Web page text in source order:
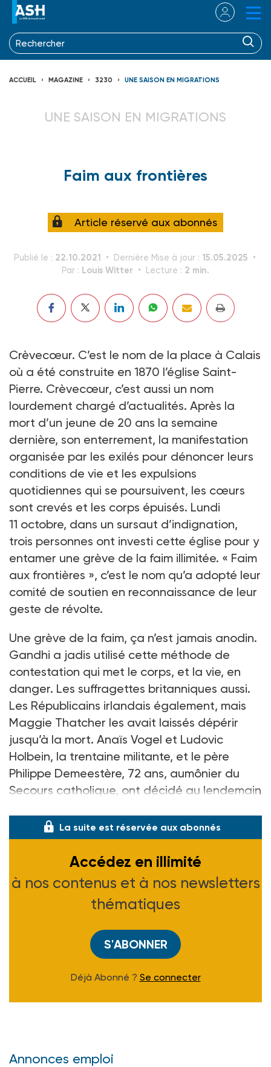
ACCUEIL MAGAZINE 3230 UNE SAISON EN MIGRATIONS
UNE SAISON EN MIGRATIONS
Faim aux frontières
Article réservé aux abonnés
Publié le : 22.10.2021 Dernière Mise à jour : 15.05.2025
Par : Louis Witter Lecture : 2 min.
Crèvecœur. C’est le nom de la place à Calais
où a été construite en 1870 l’église Saint-
Pierre. Crèvecœur, c’est aussi un nom
lourdement chargé d’actualités. Après la
mort d’un jeune de 20 ans la semaine
dernière, son enterrement, la manifestation
organisée par les exilés pour dénoncer leurs
conditions de vie et les expulsions
quotidiennes qui se poursuivent, les cœurs
sont crevés et les corps épuisés. Lundi
11 octobre, dans un sursaut d’indignation,
trois personnes ont investi cette église pour y
entamer une grève de la faim illimitée. « Faim
aux frontières », c’est le nom qu’a adopté leur
comité de soutien en reconnaissance de leur
geste de révolte.
Une grève de la faim, ça n’est jamais anodin.
Gandhi a jadis utilisé cette méthode de
contestation qui met le corps, et la vie, en
danger. Les suffragettes britanniques aussi.
Les Républicains irlandais également, mais
Maggie Thatcher les avait laissés dépérir
jusqu’à la mort. Anaïs Vogel et Ludovic
Holbein, la trentaine militante, et le père
Philippe Demeestère, 72 ans, aumônier du
Secours catholique, ont décidé au lendemain
La suite est réservée aux abonnés
Accédez en illimité
à nos contenus et à nos newsletters
thématiques
S'ABONNER
Déjà Abonné ? Se connecter
Annonces emploi